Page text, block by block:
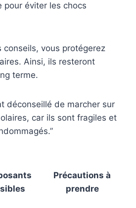
pour éviter les chocs
conseils, vous protégerez
Ainsi, ils resteront
terme.
déconseillé de marcher sur
car ils sont fragiles et
Précautions à
prendre